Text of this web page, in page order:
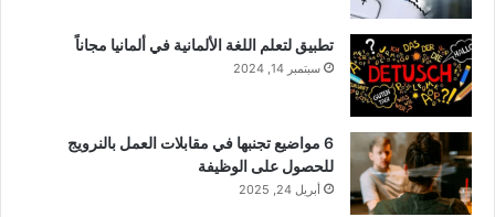
تطبيق لتعلم اللغة الألمانية في ألمانيا مجاناً
سبتمبر 14, 2024
6 مواضيع تجنبها في مقابلات العمل بالنرويج
للحصول على الوظيفة
أبريل 24, 2025